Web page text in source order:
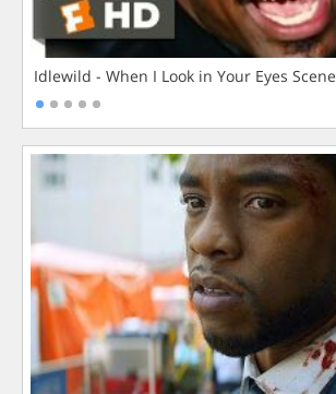
Idlewild - When I Look in Your Eyes Scene